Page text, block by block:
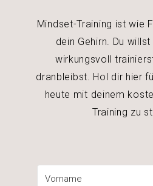
Mindset-Training ist wie
dein Gehirn. Du
wirkungsvoll
dranbleibst. Hol dir hier
heute mit deinem
Training zu